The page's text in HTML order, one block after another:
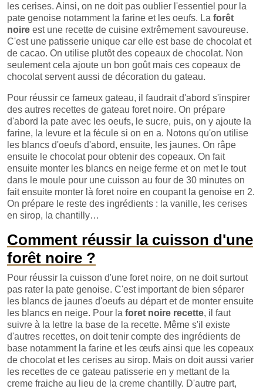
les cerises. Ainsi, on ne doit pas oublier l'essentiel pour la
pate genoise notamment la farine et les oeufs. La forêt
noire est une recette de cuisine extrêmement savoureuse.
C'est une patisserie unique car elle est base de chocolat et
de cacao. On utilise plutôt des copeaux de chocolat. Non
seulement cela ajoute un bon goût mais ces copeaux de
chocolat servent aussi de décoration du gateau.
Pour réussir ce fameux gateau, il faudrait d'abord s'inspirer
des autres recettes de gateau foret noire. On prépare
d'abord la pate avec les oeufs, le sucre, puis, on y ajoute la
farine, la levure et la fécule si on en a. Notons qu'on utilise
les blancs d'oeufs d'abord, ensuite, les jaunes. On râpe
ensuite le chocolat pour obtenir des copeaux. On fait
ensuite monter les blancs en neige ferme et on met le tout
dans le moule pour une cuisson au four de 30 minutes on
fait ensuite monter là foret noire en coupant la genoise en 2.
On prépare le reste des ingrédients : la vanille, les cerises
en sirop, la chantilly…
Comment réussir la cuisson d'une
forêt noire ?
Pour réussir la cuisson d'une foret noire, on ne doit surtout
pas rater la pate genoise. C'est important de bien séparer
les blancs de jaunes d'oeufs au départ et de monter ensuite
les blancs en neige. Pour la foret noire recette, il faut
suivre à la lettre la base de la recette. Même s'il existe
d'autres recettes, on doit tenir compte des ingrédients de
base notamment la farine et les œufs ainsi que les copeaux
de chocolat et les cerises au sirop. Mais on doit aussi varier
les recettes de ce gateau patisserie en y mettant de la
creme fraiche au lieu de la creme chantilly. D'autre part,